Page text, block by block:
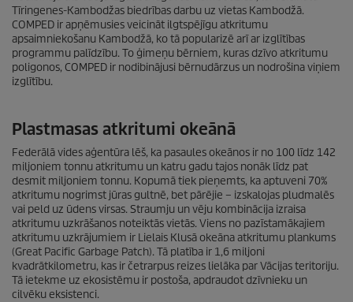
Tīringenes-Kambodžas biedrības darbu uz vietas Kambodžā.
COMPED ir apņēmusies veicināt ilgtspējīgu atkritumu
apsaimniekošanu Kambodžā, ko tā popularizē arī ar izglītības
programmu palīdzību. To ģimeņu bērniem, kuras dzīvo atkritumu
poligonos, COMPED ir nodibinājusi bērnudārzus un nodrošina viņiem
izglītību.
Plastmasas atkritumi okeānā
Federālā vides aģentūra lēš, ka pasaules okeānos ir no 100 līdz 142
miljoniem tonnu atkritumu un katru gadu tajos nonāk līdz pat
desmit miljoniem tonnu. Kopumā tiek pieņemts, ka aptuveni 70%
atkritumu nogrimst jūras gultnē, bet pārējie – izskalojas pludmalēs
vai peld uz ūdens virsas. Straumju un vēju kombinācija izraisa
atkritumu uzkrāšanos noteiktās vietās. Viens no pazīstamākajiem
atkritumu uzkrājumiem ir Lielais Klusā okeāna atkritumu plankums
(Great Pacific Garbage Patch). Tā platība ir 1,6 miljoni
kvadrātkilometru, kas ir četrarpus reizes lielāka par Vācijas teritoriju.
Tā ietekme uz ekosistēmu ir postoša, apdraudot dzīvnieku un
cilvēku eksistenci.